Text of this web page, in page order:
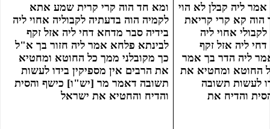
בידיה סבר מדחא דחי ליה אזל זקף
לבינתא פלחא אמר ליה חזור בך א"ל
את הרבים אין מספיקין בידו לעשות
תשובה דאמר מר [יש"ו] כישף והסית
והדיח והחטיא את ישראל
אתא לקמיה כמה זמנין אמר ליה קבלן לא הוי
קא משגח ביה יומא חד הוה קא קרי קריאת
בידיה הוא סבר מידחא דחי ליה אזל זקף
לבינתא והשתחוה לה אמר ליה הדר בך אמר
ליה כך מקובלני ממך כל החוטא ומחטיא את
ואמר מר יש"ו כישף והסית והדיח את